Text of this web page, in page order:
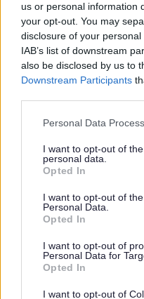
us or personal information
your opt-out. You may
disclosure of your
IAB’s list of downstream
also be disclosed by us to
Downstream Participants
Please note that this
not limited to your visit or
grant or deny consent to
use your data for below
consent section.
Personal Data
I want to opt-out of
personal data.
Opted In
I want to opt-out of
Personal Data.
Opted In
I want to opt-out of
Personal Data for
Opted In
I want to opt-out of
am yr hyn sy’n bwysig i
ganlyniadau rydych am
i nodi pa gymorth,
cyngor neu gymorth a
hynny a nodwyd
oes angen gofal, cymorth
Rhywbeth pwysig i’w nodi
Bydd y cymorth sydd ei
dod gan yr Awdurdod
gofalu amdano yn byw.
Os ydych chi eisiau siarad